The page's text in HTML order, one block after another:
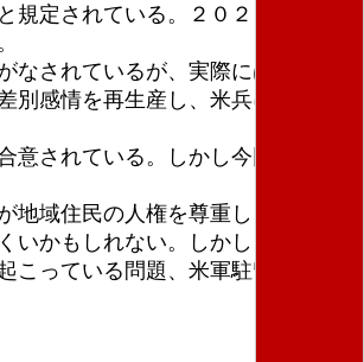
定されている。２０２３年12月
されているが、実際には日本側
感情を再生産し、米兵による犯
されている。しかし今回の事件
域住民の人権を尊重し、日本の
かもしれない。しかし、少数者
っている問題、米軍駐留から発